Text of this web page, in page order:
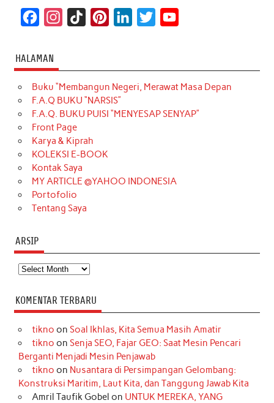
c
e
b
o
o
k
t
a
g
r
a
m
T
o
k
t
e
r
k
e
d
t
t
e
T
u
b
HALAMAN
Buku “Membangun Negeri, Merawat Masa Depan
F.A.Q BUKU “NARSIS”
F.A.Q. BUKU PUISI “MENYESAP SENYAP”
Front Page
Karya & Kiprah
KOLEKSI E-BOOK
Kontak Saya
MY ARTICLE @YAHOO INDONESIA
Portofolio
Tentang Saya
ARSIP
Arsip
KOMENTAR TERBARU
tikno on Soal Ikhlas, Kita Semua Masih Amatir
tikno on Senja SEO, Fajar GEO: Saat Mesin Pencari
Berganti Menjadi Mesin Penjawab
tikno on Nusantara di Persimpangan Gelombang:
Konstruksi Maritim, Laut Kita, dan Tanggung Jawab Kita
Amril Taufik Gobel on UNTUK MEREKA, YANG